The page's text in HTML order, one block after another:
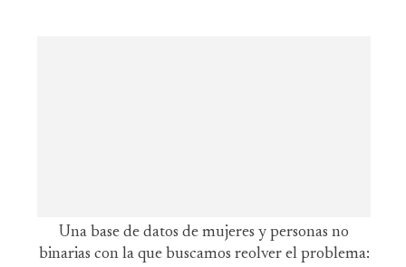
Una base de datos de mujeres y personas no
binarias con la que buscamos reolver el problema: